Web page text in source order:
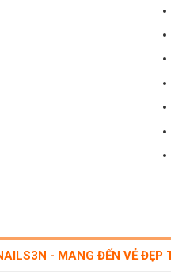
- MANG ĐẾN VẺ ĐẸP